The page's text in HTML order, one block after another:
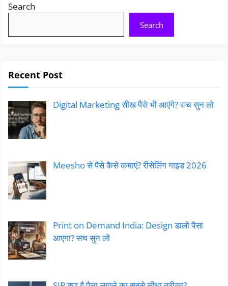
Search
Search
Recent Post
Digital Marketing सीख पैसे भी आएंगे? सच सुन लो
Meesho से पैसे कैसे कमाएं? रीसेलिंग गाइड 2026
Print on Demand India: Design डालो पैसा
आएगा? सच सुन लो